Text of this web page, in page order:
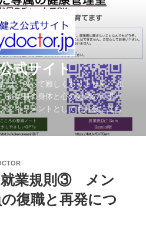
式サイト
は、決して難しくありません。 正
従業員の身体と心の健康の実現だ
マネジメントとしてもお役に立ち
就業規則③ メン
復職と再発につ